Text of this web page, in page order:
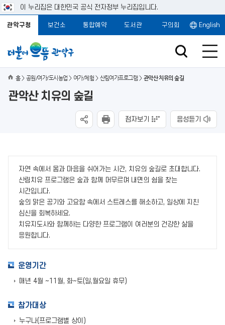
이 누리집은 대한민국 공식 전자정부 누리집입니다.
관악구청 보건소 통합예약 도서관 구의회 English
홈 공원/여가/도시농업 여가/체험 산림여가프로그램 관악산 치유의 숲길
관악산 치유의 숲길
점자보기 음성듣기
자연 속에서 몸과 마음을 쉬어가는 시간, 치유의 숲길로 초대합니다.
산림치유 프로그램은 숲과 함께 머무르며 내면의 쉼을 찾는
시간입니다.
숲의 맑은 공기와 고요함 속에서 스트레스를 해소하고, 일상에 지친
심신을 회복하세요.
치유지도사와 함께하는 다양한 프로그램이 여러분의 건강한 삶을
응원합니다.
운영기간
매년 4월 ~11월, 화~토(일,월요일 휴무)
참가대상
누구나(프로그램별 상이)